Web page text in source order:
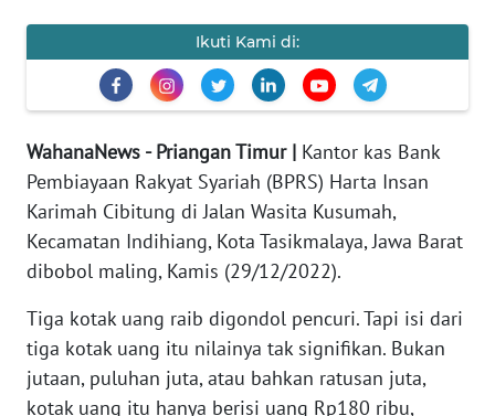
Ikuti Kami di:
WahanaNews - Priangan Timur | Kantor kas Bank
Pembiayaan Rakyat Syariah (BPRS) Harta Insan
Karimah Cibitung di Jalan Wasita Kusumah,
Kecamatan Indihiang, Kota Tasikmalaya, Jawa Barat
dibobol maling, Kamis (29/12/2022).
Tiga kotak uang raib digondol pencuri. Tapi isi dari
tiga kotak uang itu nilainya tak signifikan. Bukan
jutaan, puluhan juta, atau bahkan ratusan juta,
kotak uang itu hanya berisi uang Rp180 ribu,
BERITA
KONTAK
KAMI
IKLAN
TENTANG
PEDOMAN
MEDIA
SIBER